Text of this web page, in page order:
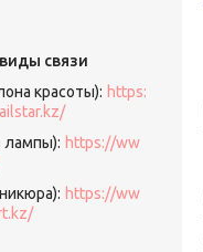
красоты)
https:
лампы)
https://ww
https://ww